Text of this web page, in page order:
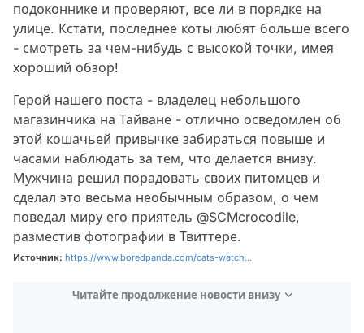
подоконнике и проверяют, все ли в порядке на
улице. Кстати, последнее коты любят больше всего
- смотреть за чем-нибудь с высокой точки, имея
хороший обзор!
Герой нашего поста - владелец небольшого
магазинчика на Тайване - отлично осведомлен об
этой кошачьей привычке забираться повыше и
часами наблюдать за тем, что делается внизу.
Мужчина решил порадовать своих питомцев и
сделал это весьма необычным образом, о чем
поведал миру его приятель @SCMcrocodile,
разместив фотографии в Твиттере.
Источник: https://www.boredpanda.com/cats-watch...
Читайте продолжение новости внизу